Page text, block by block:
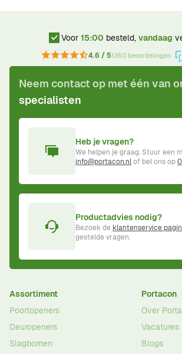
Voor 15:00 besteld, vandaag
4.6 / 51350 beoordelingen
Neem contact op met één van
specialisten
Heb je vragen?
We helpen je graag. Stuur een
info@portacon.nlof bel ons op
Productadvies nodig?
Bezoek de klantenservice
gestelde vragen.
Assortiment
Poortopeners
Deuropeners
Slagbomen
Portacon
Over
Vacatures
Blogs